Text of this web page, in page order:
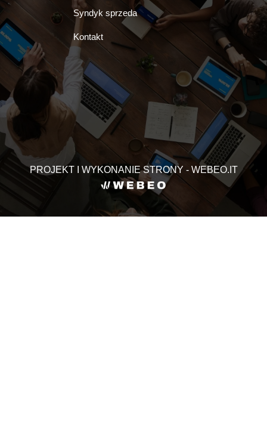
Syndyk sprzeda
Kontakt
PROJEKT I WYKONANIE STRONY - WEBEO.IT